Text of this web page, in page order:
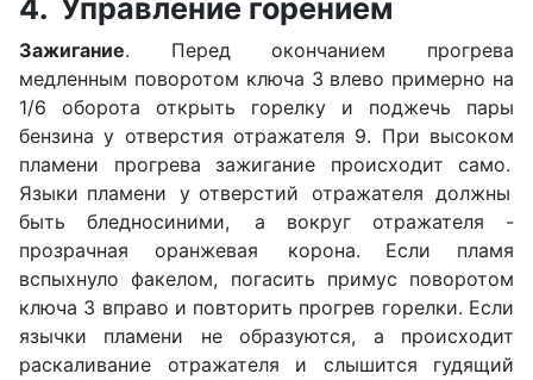
4. Управление горением
Зажигание. Перед окончанием прогрева
медленным поворотом ключа 3 влево примерно на
1/6 оборота от­крыть горелку и поджечь пары
бензина у отверстия отражателя 9. При высоком
пламени прогрева зажига­ние происходит само.
Языки пламени у отверстий отражателя должны
быть бледносиними, а вокруг отражателя -
прозрачная оранжевая корона. Если пламя
вспыхнуло факелом, погасить примус поворотом
ключа 3 вправо и повторить прогрев горелки. Если
язычки пламени не образуются, а происходит
раскаливание отражателя и слышится гудящий